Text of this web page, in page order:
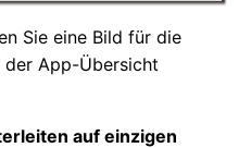
Sie eine Bild für die
der App-Übersicht
auf einzigen